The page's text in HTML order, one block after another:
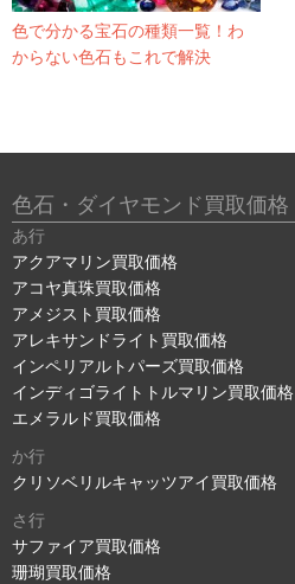
色で分かる宝石の種類一覧！わ
からない色石もこれで解決
色石・ダイヤモンド買取価格
あ行
アクアマリン買取価格
アコヤ真珠買取価格
アメジスト買取価格
アレキサンドライト買取価格
インペリアルトパーズ買取価格
インディゴライトトルマリン買取価格
エメラルド買取価格
か行
クリソベリルキャッツアイ買取価格
さ行
サファイア買取価格
珊瑚買取価格